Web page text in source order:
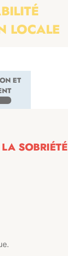
LOCALE
ET
SOBRIÉTÉ